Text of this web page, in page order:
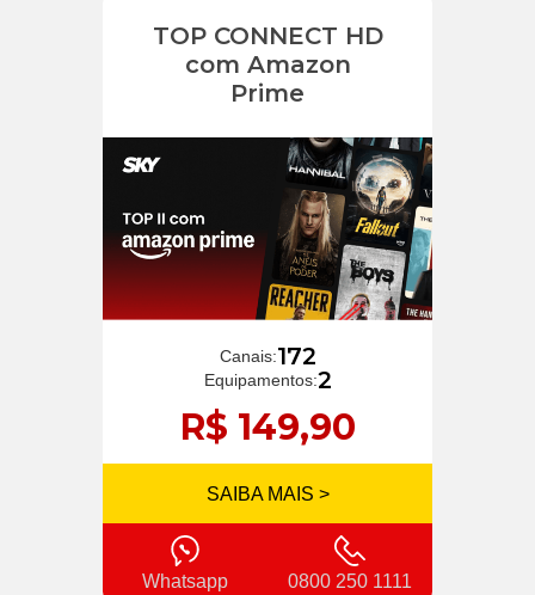
TOP CONNECT HD
com Amazon
Prime
Canais:172
Equipamentos:2
R$ 149,90
SAIBA MAIS >
Whatsapp 0800 250 1111